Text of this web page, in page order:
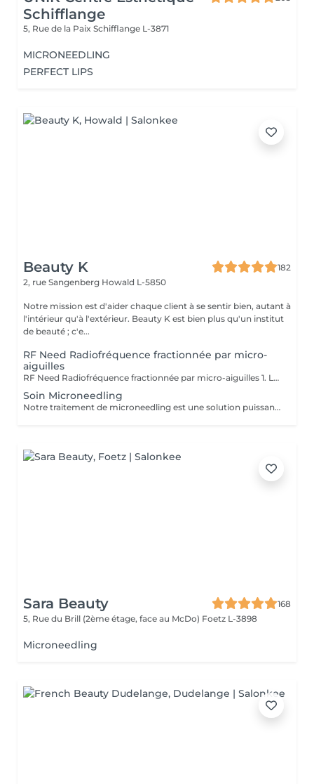
Schifflange
5, Rue de la Paix Schifflange L-3871
MICRONEEDLING
PERFECT LIPS
Beauty K
182
2, rue Sangenberg Howald L-5850
Notre mission est d'aider chaque client à se sentir bien, autant à
l'intérieur qu'à l'extérieur. Beauty K est bien plus qu'un institut
de beauté ; c'e...
RF Need Radiofréquence fractionnée par micro-
aiguilles
RF Need Radiofréquence fractionnée par micro-aiguilles 1. Le microneedling De très fines micro-aiguilles créent des micro-perforations contrôlées dans la peau. Cela stimule la régénération naturelle, favorise la production de collagène et d'élastine et active les mécanismes de réparation cutanée. 2. La radiofréquence fractionnée (RF) Une énergie thermique est délivrée via les aiguilles directement dans le derme. La chaleur resserre les fibres de collagène existantes, augmente la densité dermique et déclenche une néocollagénèse (formation de nouveau collagène). Bénéfices principaux Raffermissement et effet tenseur immédiat Amélioration de la texture et de l'éclat de la peau Réduction des ridules et rides Atténuation des cicatrices d'acné Réduction visible des pores dilatés Action possible sur certaines vergetures et relâchements cutanés du corps Résultats progressifs et durables grâce à la stimulation biologique Déroulement du soin 1. Application d'une crème anesthésiante locale pour plus de confort 2. Passage de la pièce à main RF Need (personnalisation des paramètres : profondeur des aiguilles, intensité de la RF) 3. Soin apaisant et hydratant post-traitement Sensations : picotements, chaleur diffuse Après la séance : rougeurs et gonflement légers de 24 à 72h
Soin Microneedling
Notre traitement de microneedling est une solution puissante pour traiter l'acné, les taches de pigmentation, les cicatrices, les vergetures, les dommages causés par le soleil, les rides et les ridules. Grâce à des milliers de micro-perforations, ce soin stimule la production de collagène, favorisant la réparation et le rajeunissement de la peau. Pour des résultats optimaux, une cure de trois séances est recommandée. Ce protocole permet à la peau de maximiser son processus naturel de guérison entre chaque séance, aboutissant à une amélioration visible de son apparence et de sa texture. Entamez ce parcours régénératif et découvrez tout le potentiel d'une peau transformée.
Sara Beauty
168
5, Rue du Brill (2ème étage, face au McDo) Foetz L-3898
Microneedling